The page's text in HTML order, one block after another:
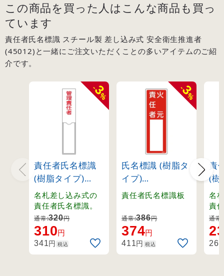
この商品を買った人はこんな商品も買っ
ています
責任者氏名標識 スチール製 差し込み式 安全衛生推進者
(45012)と一緒にご注文いただくことの多いアイテムのご紹
介です。
-
3
%
責任者氏名標識
(樹脂タイプ)
150×30mm 1名
用 管理責任者
(46103)
名札差し込み式の
責任者氏名標識。
通常:320円
310円
341円 税込
-
3
%
氏名標識 (樹脂タ
イプ)
300×100mm 火
(46504)
責任者氏名標識板
通常:386円
374円
411円 税込
責
(樹
テ
火
名
責
通常:
262